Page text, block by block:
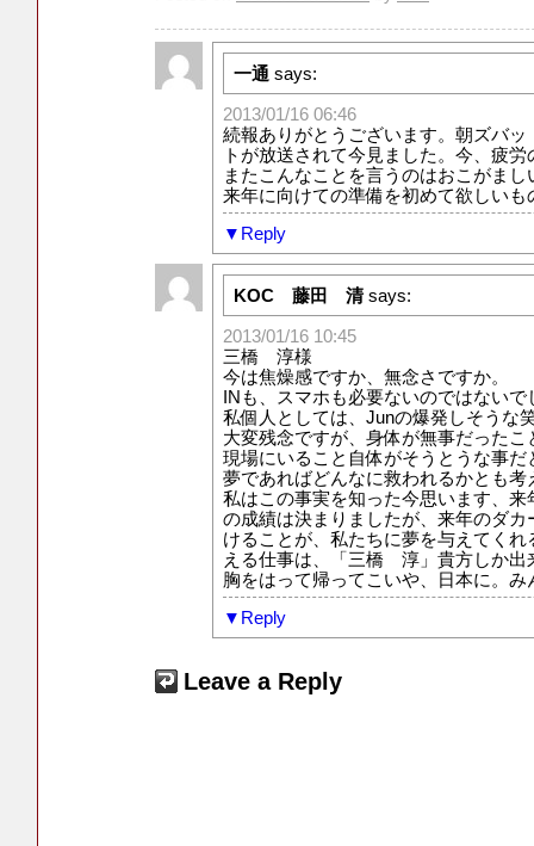
一通 says:
2013/01/16 06:46
続報ありがとうございます。朝ズバ
トが放送されて今見ました。今、疲
またこんなことを言うのはおこがま
来年に向けての準備を初めて欲しいも
Reply
KOC 藤田 清 says:
2013/01/16 10:45
三橋 淳様
今は焦燥感ですか、無念さですか。
INも、スマホも必要ないのではないで
私個人としては、Junの爆発しそうな
大変残念ですが、身体が無事だった
現場にいること自体がそうとうな事
夢であればどんなに救われるかとも考
私はこの事実を知った今思います、
の成績は決まりましたが、来年のダ
けることが、私たちに夢を与えてく
える仕事は、「三橋 淳」貴方しか出
胸をはって帰ってこいや、日本に。み
Reply
Leave a Reply